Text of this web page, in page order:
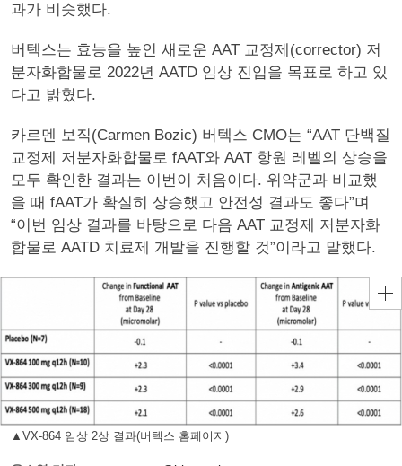
과가 비슷했다.
버텍스는 효능을 높인 새로운 AAT 교정제(corrector) 저
분자화합물로 2022년 AATD 임상 진입을 목표로 하고 있
다고 밝혔다.
카르멘 보직(Carmen Bozic) 버텍스 CMO는 “AAT 단백질
교정제 저분자화합물로 fAAT와 AAT 항원 레벨의 상승을
모두 확인한 결과는 이번이 처음이다. 위약군과 비교했
을 때 fAAT가 확실히 상승했고 안전성 결과도 좋다”며
“이번 임상 결과를 바탕으로 다음 AAT 교정제 저분자화
합물로 AATD 치료제 개발을 진행할 것”이라고 말했다.
▲VX-864 임상 2상 결과(버텍스 홈페이지)